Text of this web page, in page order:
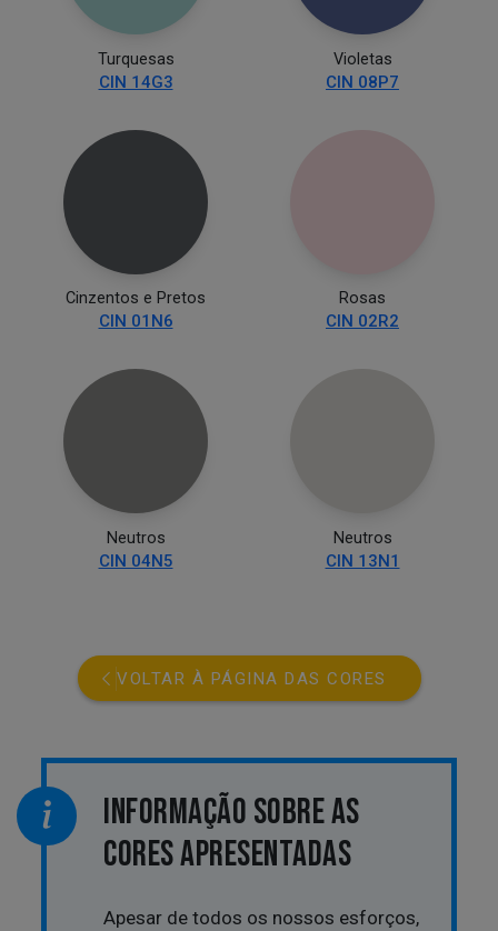
Turquesas
CIN 14G3
Violetas
CIN 08P7
Cinzentos e Pretos
CIN 01N6
Rosas
CIN 02R2
Neutros
CIN 04N5
Neutros
CIN 13N1
VOLTAR À PÁGINA DAS CORES
INFORMAÇÃO SOBRE AS
CORES APRESENTADAS
Apesar de todos os nossos esforços,